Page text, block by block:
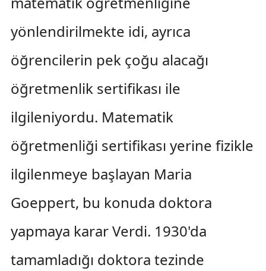
yönlendirilmekte idi, ayrıca
öğrencilerin pek çoğu alacağı
öğretmenlik sertifikası ile
ilgileniyordu. Matematik
öğretmenliği sertifikası yerine fizikle
ilgilenmeye başlayan Maria
Goeppert, bu konuda doktora
yapmaya karar Verdi. 1930'da
tamamladığı doktora tezinde